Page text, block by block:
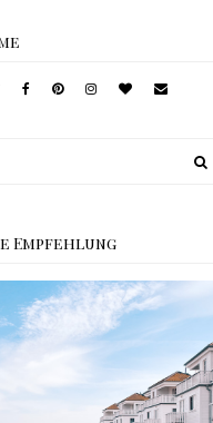
Empfehlung
- Schleiregion